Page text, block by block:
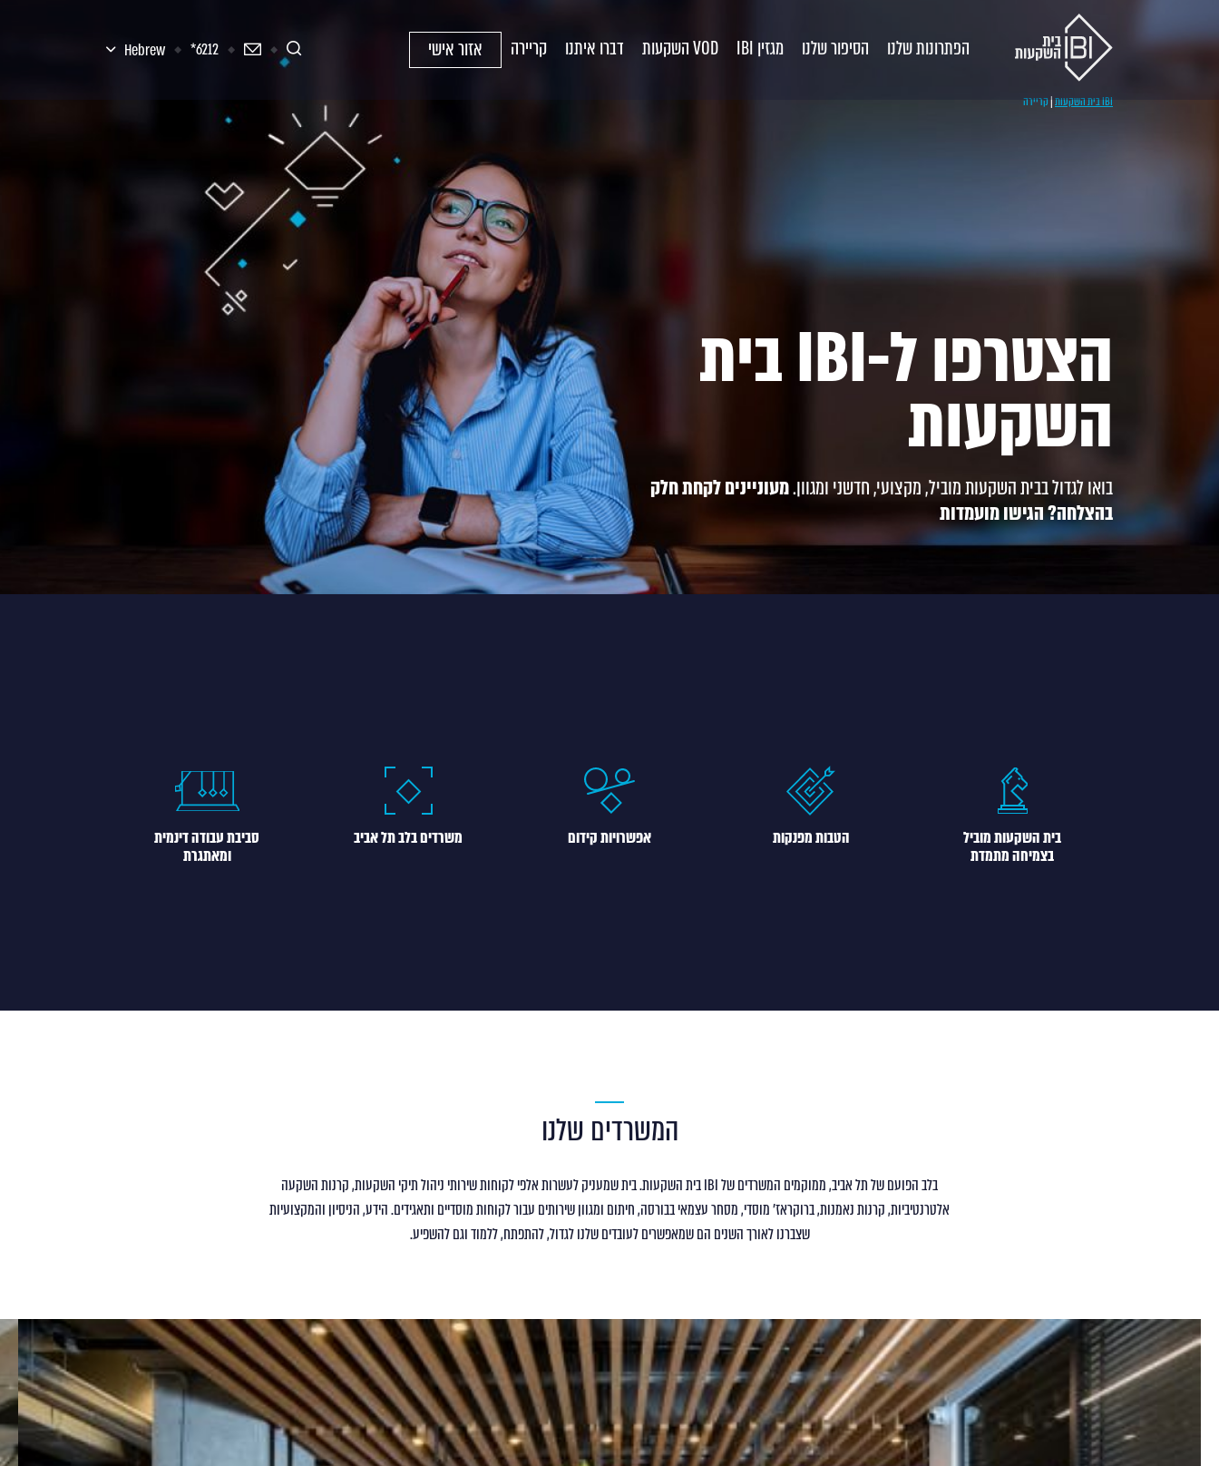
הפתרונות שלנו הסיפור שלנו מגזין IBI VOD השקעות דברו איתנו קריירה אזור אישי 6212*
Hebrew
IBI בית השקעות |קריירה
הצטרפו ל-IBI בית
השקעות
בואו לגדול בבית השקעות מוביל, מקצועי, חדשני ומגוון.מעוניינים לקחת חלק
בהצלחה? הגישו מועמדות
בית השקעות מוביל
בצמיחה מתמדת
הטבות מפנקות אפשרויות קידום משרדים בלב תל אביב
סביבת עבודה דינמית
ומאתגרת
המשרדים שלנו
בלב הפועם של תל אביב, ממוקמים המשרדים של IBI בית השקעות. בית שמעניק לעשרות אלפי לקוחות שירותי ניהול תיקי השקעות, קרנות השקעה
אלטרנטיביות, קרנות נאמנות, ברוקראז’ מוסדי, מסחר עצמאי בבורסה, חיתום ומגוון שירותים עבור לקוחות מוסדיים ותאגידים. הידע, הניסיון והמקצועיות
שצברנו לאורך השנים הם שמאפשרים לעובדים שלנו לגדול, להתפתח, ללמוד וגם להשפיע.